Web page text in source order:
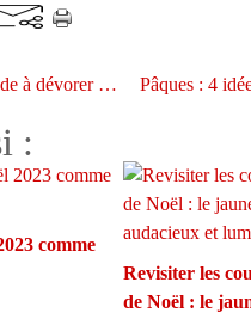
Poisson d'avril : la pêche gourmande à dévorer (à imprimer ou à fabriquer)
:
comme
Revisiter les
de Noël : le